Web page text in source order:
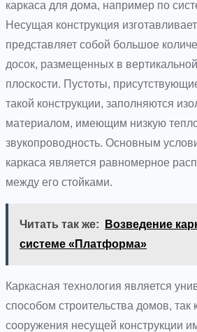
каркаса для дома, например по
Несущая конструкция
представляет собой большое
досок, размещенных в
плоскости. Пустоты,
такой конструкции, заполняются
материалом, имеющим низкую
звукопроводность. Основным
каркаса является равномерное
между его стойками.
Читать так же:
Возведение
системе «Платформа»
Каркасная технология является
способом строительства домов, так
сооружения несущей конструкции